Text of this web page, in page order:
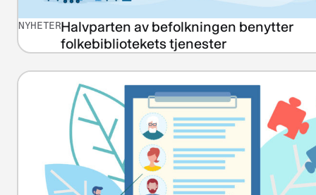
NYHETERHalvparten av befolkningen benytter
folkebibliotekets tjenester